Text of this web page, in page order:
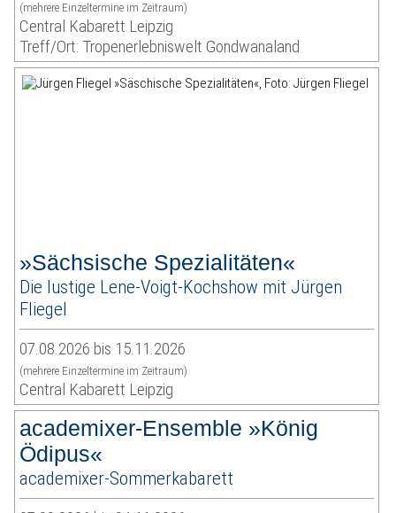
(mehrere Einzeltermine im Zeitraum)
Central Kabarett Leipzig
Treff/Ort: Tropenerlebniswelt Gondwanaland
»Sächsische Spezialitäten«
Die lustige Lene-Voigt-Kochshow mit Jürgen
Fliegel
07.08.2026 bis 15.11.2026
(mehrere Einzeltermine im Zeitraum)
Central Kabarett Leipzig
academixer-Ensemble »König
Ödipus«
academixer-Sommerkabarett